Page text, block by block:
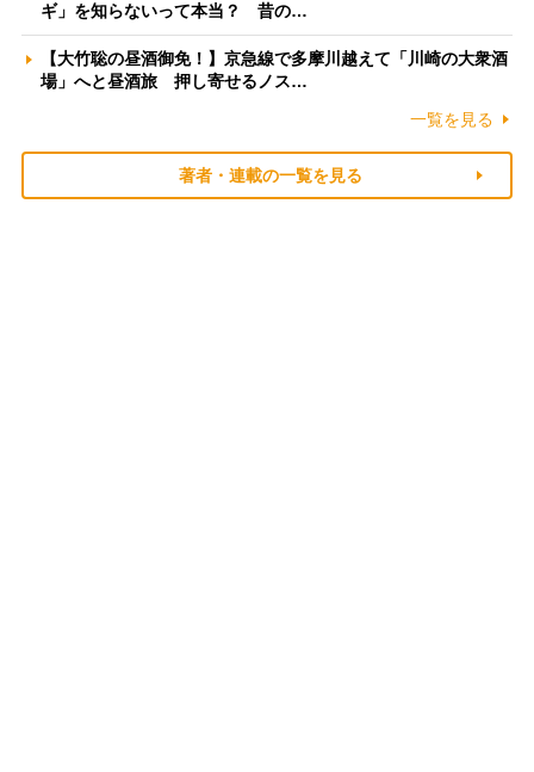
ギ」を知らないって本当？ 昔の…
【大竹聡の昼酒御免！】京急線で多摩川越えて「川崎の大衆酒
場」へと昼酒旅 押し寄せるノス…
一覧を見る
著者・連載の一覧を見る